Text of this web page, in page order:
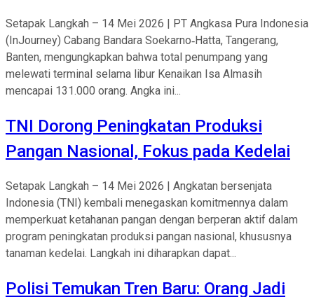
Setapak Langkah – 14 Mei 2026 | PT Angkasa Pura Indonesia
(InJourney) Cabang Bandara Soekarno‑Hatta, Tangerang,
Banten, mengungkapkan bahwa total penumpang yang
melewati terminal selama libur Kenaikan Isa Almasih
mencapai 131.000 orang. Angka ini...
TNI Dorong Peningkatan Produksi
Pangan Nasional, Fokus pada Kedelai
Setapak Langkah – 14 Mei 2026 | Angkatan bersenjata
Indonesia (TNI) kembali menegaskan komitmennya dalam
memperkuat ketahanan pangan dengan berperan aktif dalam
program peningkatan produksi pangan nasional, khususnya
tanaman kedelai. Langkah ini diharapkan dapat...
Polisi Temukan Tren Baru: Orang Jadi